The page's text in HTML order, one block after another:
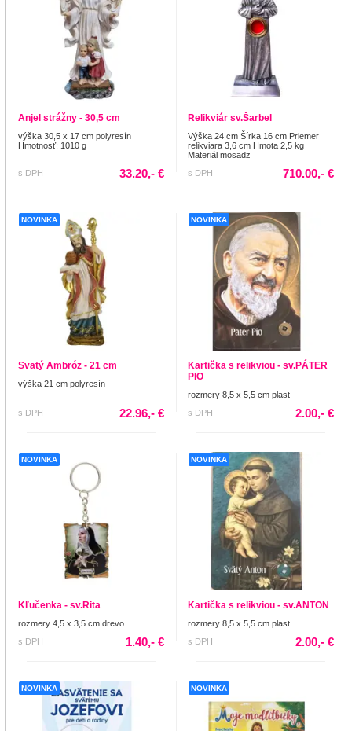
Anjel strážny - 30,5 cm
výška 30,5 x 17 cm polyresín
Hmotnosť: 1010 g
s DPH 33.20,- €
Relikviár sv.Šarbel
Výška 24 cm Šírka 16 cm Priemer
relikviara 3,6 cm Hmota 2,5 kg
Materiál mosadz
s DPH
710.00,- €
NOVINKA
Svätý Ambróz - 21 cm
výška 21 cm polyresín
s DPH 22.96,- €
NOVINKA
Kartička s relikviou - sv.PÁTER
PIO
rozmery 8,5 x 5,5 cm plast
s DPH
2.00,- €
NOVINKA
Kľučenka - sv.Rita
rozmery 4,5 x 3,5 cm drevo
s DPH
1.40,- €
NOVINKA
Kartička s relikviou - sv.ANTON
rozmery 8,5 x 5,5 cm plast
s DPH
2.00,- €
NOVINKA NOVINKA